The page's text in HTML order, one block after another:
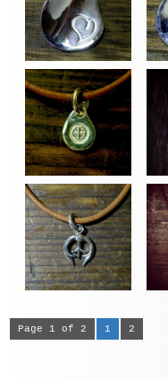
Page 1 of 2 1 2